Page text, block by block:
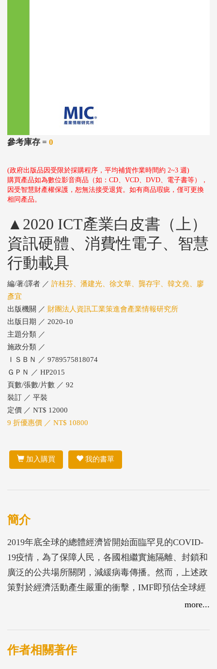
參考庫存 = 0
(政府出版品因受限於採購程序，平均補貨作業時間約 2~3 週)
購買產品如為數位影音商品（如：CD、VCD、DVD、電子書等），
因受智慧財產權保護，恕無法接受退貨。如有商品瑕疵，僅可更換
相同產品。
▲2020 ICT產業白皮書（上）
資訊硬體、消費性電子、智慧
行動載具
編/著/譯者 ／ 許桂芬、潘建光、徐文華、龔存宇、韓文堯、廖
彥宜
出版機關 ／ 財團法人資訊工業策進會產業情報研究所
出版日期 ／ 2020-10
主題分類 ／
施政分類 ／
ＩＳＢＮ ／ 9789575818074
ＧＰＮ ／ HP2015
頁數/張數/片數 ／ 92
裝訂 ／ 平裝
定價 ／ NT$ 12000
9 折優惠價 ／ NT$ 10800
加入購買 我的書單
簡介
2019年底全球的總體經濟皆開始面臨罕見的COVID-
19疫情，為了保障人民，各國相繼實施隔離、封鎖和
廣泛的公共場所關閉，減緩病毒傳播。然而，上述政
策對於經濟活動產生嚴重的衝擊，IMF即預估全球經
濟成長將收縮3%，此幅度比2008年金融危機更加劇
由於疫情變化劇烈，難以捉摸2020年的經濟預測趨
勢，包含了防控措施範疇調整、供應鏈波動的影響、
more...
作者相關著作